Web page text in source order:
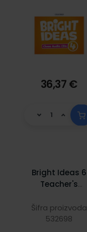
36,37 €
Bright Ideas 6
Teacher's
Šifra proizvoda
532698